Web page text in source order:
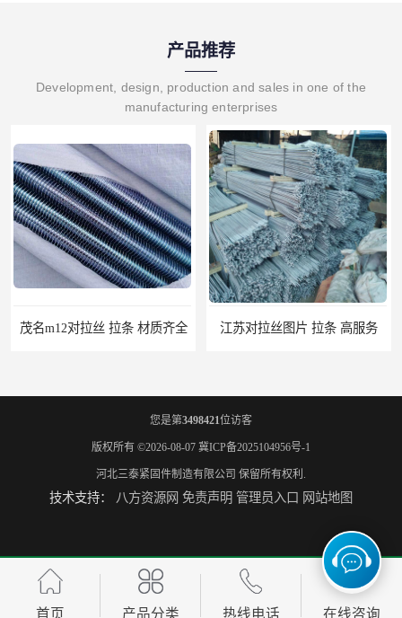
产品推荐
Development, design, production and sales in one of the
manufacturing enterprises
江苏对拉丝图片 拉条 高服务
江门地脚螺栓 地笼 量大从优 桂林7字地脚螺栓 地笼 高服务
您是第3498421位访客
版权所有 ©2026-08-07 冀ICP备2025104956号-1
河北三泰紧固件制造有限公司 保留所有权利.
技术支持： 八方资源网 免责声明 管理员入口 网站地图
首页 产品分类 热线电话 在线咨询